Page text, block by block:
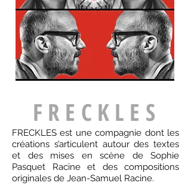
F R E C K L E S
FRECKLES est une compagnie dont les
créations s’articulent autour des textes
et des mises en scène de Sophie
Pasquet Racine et des compositions
originales de Jean-Samuel Racine.